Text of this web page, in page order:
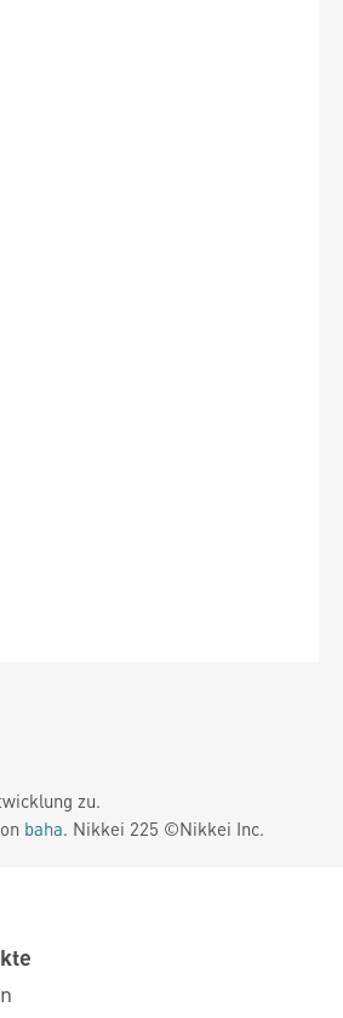
zu.
baha. Nikkei 225 ©Nikkei Inc.